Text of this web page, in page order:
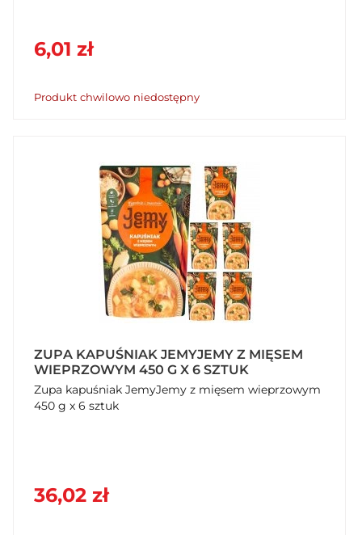
6,01 zł
Produkt chwilowo niedostępny
ZUPA KAPUŚNIAK JEMYJEMY Z MIĘSEM
WIEPRZOWYM 450 G X 6 SZTUK
Zupa kapuśniak JemyJemy z mięsem wieprzowym
450 g x 6 sztuk
36,02 zł